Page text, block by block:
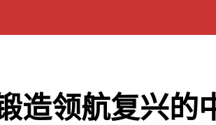
造领航复兴的